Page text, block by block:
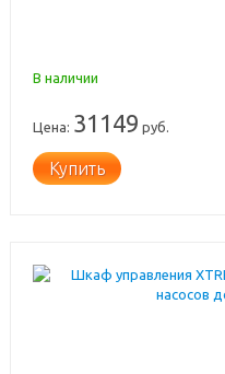
В наличии
Цена: 31149 руб.
Купить